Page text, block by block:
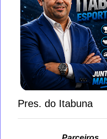
Pres. do Itabuna